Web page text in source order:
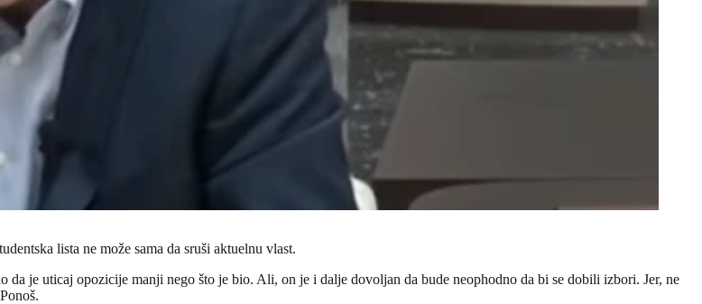
lista ne može sama da sruši aktuelnu vlast.
je uticaj opozicije manji nego što je bio. Ali, on je i dalje dovoljan da bude neophodno da bi se dobili izbori. Jer, ne